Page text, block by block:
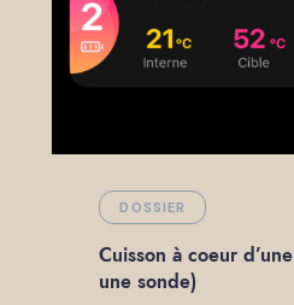
DOSSIER
Cuisson à coeur
une sonde)